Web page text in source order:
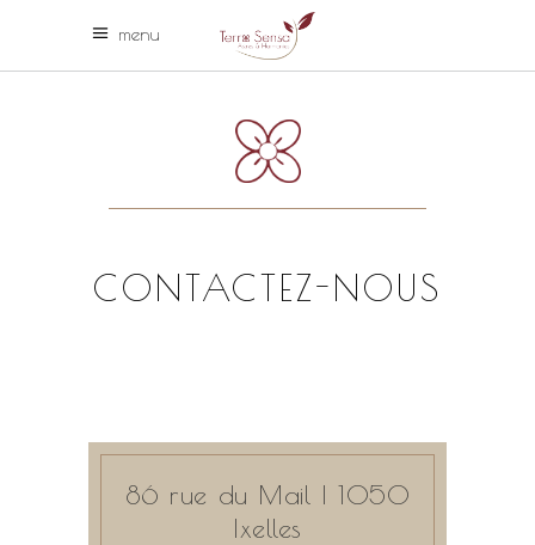
menu
CONTACTEZ-NOUS
86 rue du Mail | 1050
Ixelles